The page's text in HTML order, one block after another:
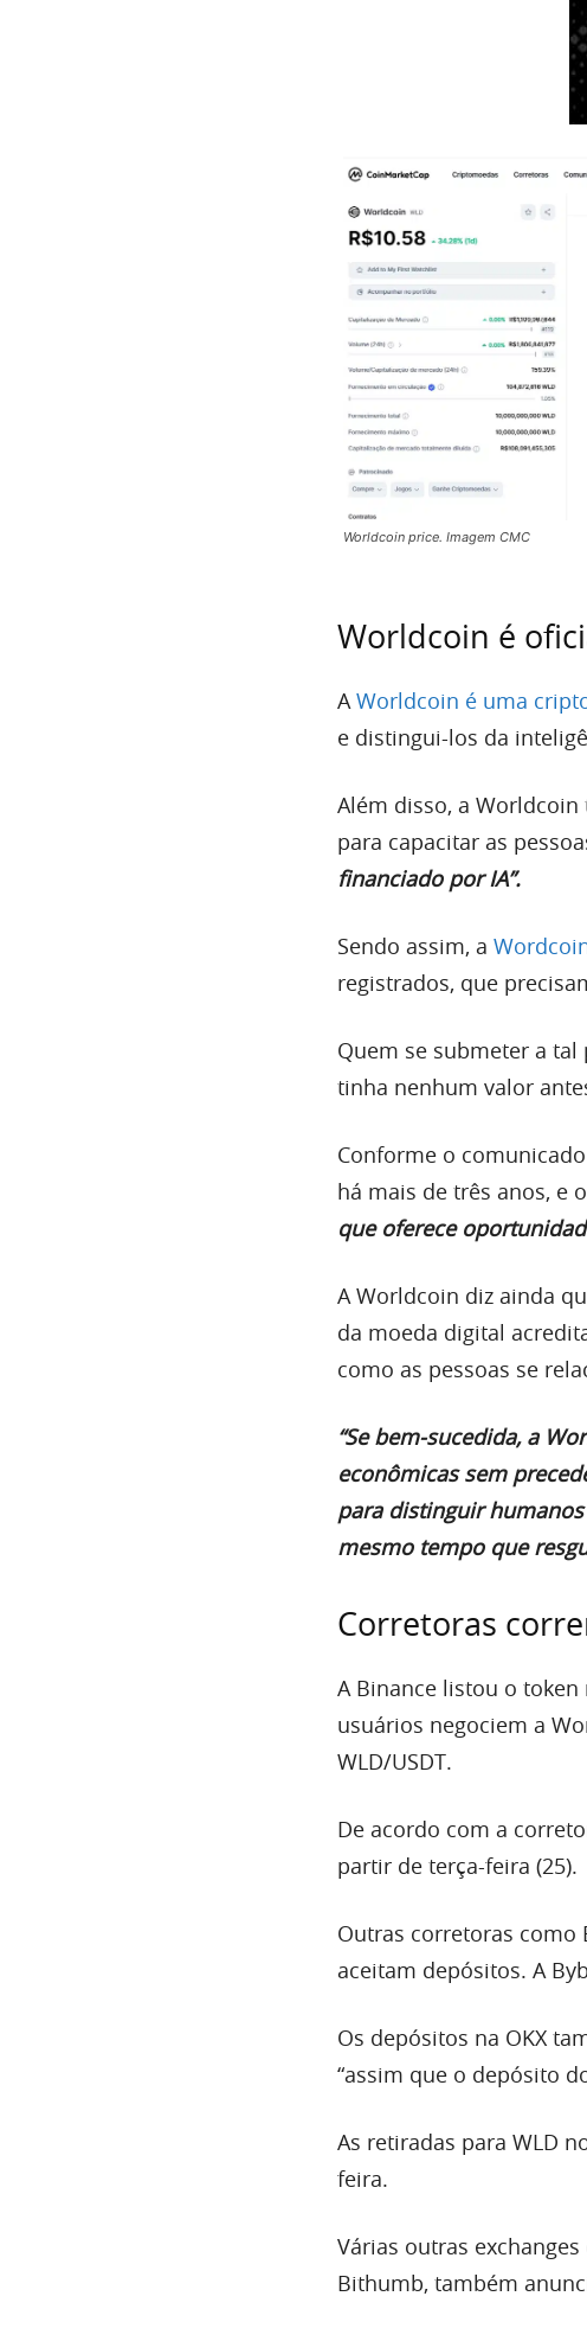
Worldcoin price. Imagem CMC
Worldcoin é
A Worldcoin é uma
e distingui-los da
Além disso, a
para capacitar as
financiado por IA”.
Sendo assim, a
registrados, que
Quem se submeter a
tinha nenhum valor
Conforme o
há mais de três anos, e
que oferece
A Worldcoin diz ainda
da moeda digital
como as pessoas se
“Se bem-sucedida, a
econômicas sem
para distinguir
mesmo tempo que
Corretoras
A Binance listou o
usuários negociem a
WLD/USDT.
De acordo com a
partir de terça-feira (25).
Outras corretoras como
aceitam depósitos. A
Os depósitos na OKX
“assim que o depósito
As retiradas para WLD
feira.
Várias outras
Bithumb, também